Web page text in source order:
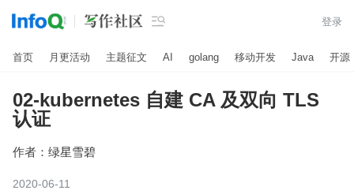
 登录
首页 月更活动 主题征文 AI golang 移动开发 Java 开源
02-kubernetes 自建 CA 及双向 TLS
认证
作者： 绿星雪碧
2020-06-11